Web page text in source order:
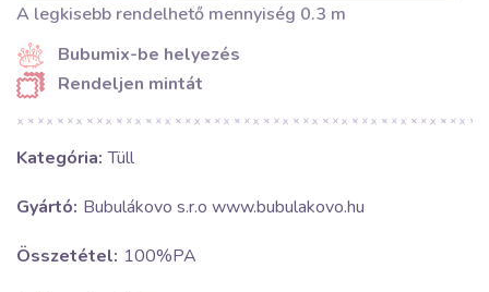
A legkisebb rendelhető mennyiség 0.3 m
Bubumix-be helyezés
Rendeljen mintát
Kategória: Tüll
Gyártó: Bubulákovo s.r.o www.bubulakovo.hu
Összetétel: 100%PA